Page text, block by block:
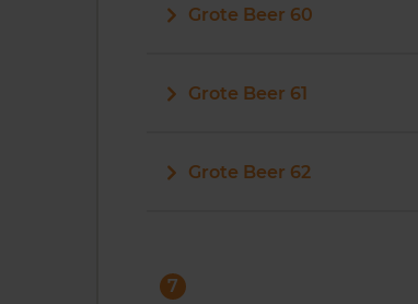
Grote Beer 60
Grote Beer 61
Grote Beer 62
7